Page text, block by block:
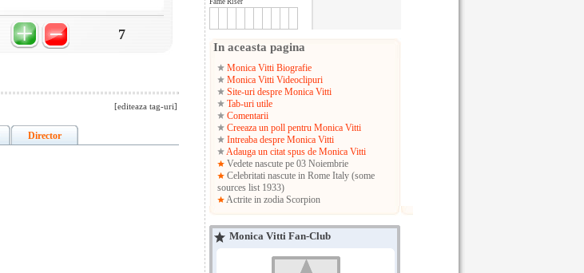
Fame Riser
In aceasta pagina
Monica Vitti Biografie
Monica Vitti Videoclipuri
Site-uri despre Monica Vitti
Tab-uri utile
Comentarii
Creeaza un poll pentru Monica Vitti
Intreaba despre Monica Vitti
Adauga un citat spus de Monica Vitti
Vedete nascute pe 03 Noiembrie
Celebritati nascute in Rome Italy (some
sources list 1933)
Actrite in zodia Scorpion
Monica Vitti Fan-Club
7
[editeaza tag-uri]
Director